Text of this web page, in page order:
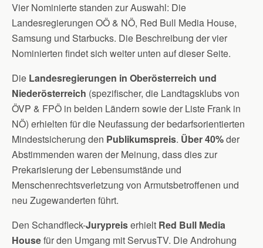
Vier Nominierte standen zur Auswahl: Die
Landesregierungen OÖ & NÖ, Red Bull Media House,
Samsung und Starbucks. Die Beschreibung der vier
Nominierten findet sich weiter unten auf dieser Seite.
Die Landesregierungen in Oberösterreich und
Niederösterreich (spezifischer, die Landtagsklubs von
ÖVP & FPÖ in beiden Ländern sowie der Liste Frank in
NÖ) erhielten für die Neufassung der bedarfsorientierten
Mindestsicherung den Publikumspreis. Über 40%der
Abstimmenden waren der Meinung, dass dies zur
Prekarisierung der Lebensumstände und
Menschenrechtsverletzung von Armutsbetroffenen und
neu Zugewanderten führt.
Den Schandfleck-Jurypreiserhielt Red Bull Media
Housefür den Umgang mit ServusTV. Die Androhung